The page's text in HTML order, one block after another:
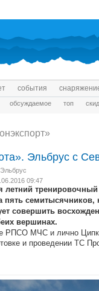
события
обсуждаемое топ
Эльбрус с
Эльбрус
09:47
летний
пять семитысячников,
совершить
вершинах.
РПСО МЧС и лично
и проведении ТС